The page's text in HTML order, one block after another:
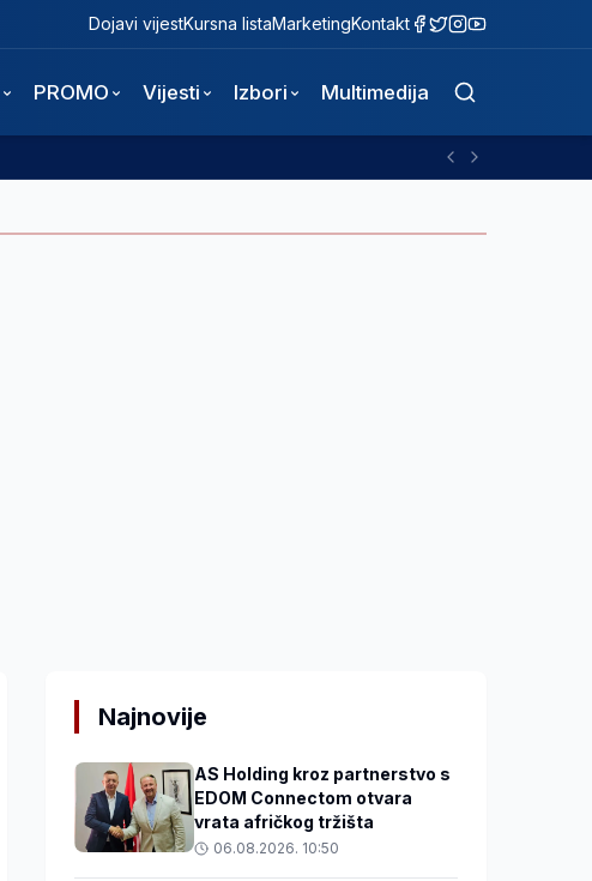
Dojavi vijestKursna listaMarketingKontakt
PROMO Vijesti Izbori Multimedija
Najnovije
AS Holding kroz partnerstvo s
EDOM Connectom otvara
vrata afričkog tržišta
06.08.2026. 10:50